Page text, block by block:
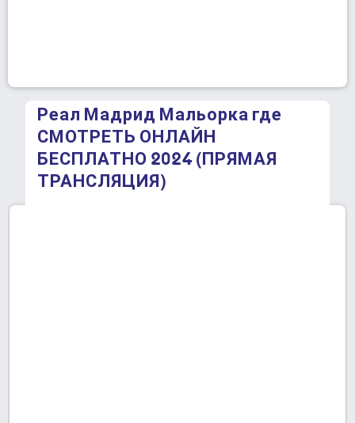
Реал Мадрид Мальорка где
СМОТРЕТЬ ОНЛАЙН
БЕСПЛАТНО 2024 (ПРЯМАЯ
ТРАНСЛЯЦИЯ)